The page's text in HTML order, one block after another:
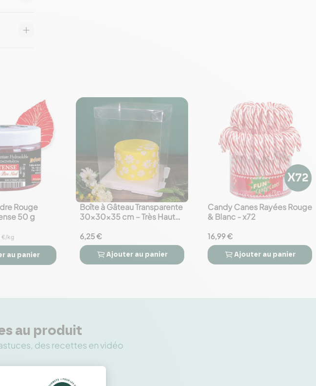
Rouge
50 g
€/kg
au panier
favorite_border
Boîte à Gâteau Transparente
30×30×35 cm – Très Haute
6,25 €
 
Ajouter au panier
favorite_border
Candy Canes Rayées Rouge
& Blanc - x72
16,99 €
 
Ajouter au panier
au produit
des recettes en vidéo